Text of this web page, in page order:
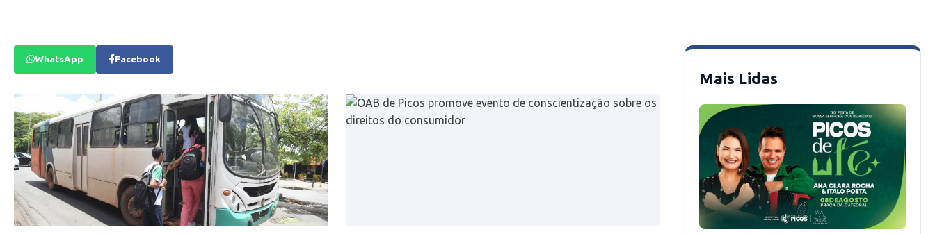
WhatsApp Facebook
Mais Lidas